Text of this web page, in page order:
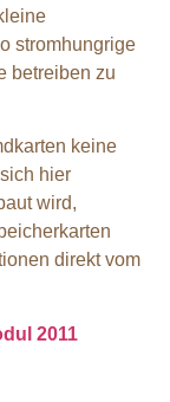
stromhungrige
betreiben zu
keine
hier
wird,
direkt vom
2011